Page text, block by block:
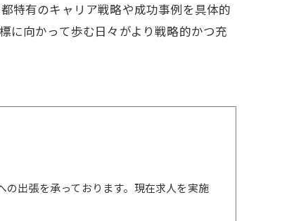
特有のキャリア戦略や成功事例を具体的
に向かって歩む日々がより戦略的かつ充
出張を承っております。現在求人を実施